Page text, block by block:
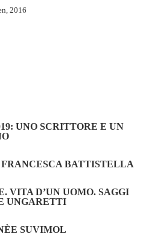
2016
UNO SCRITTORE E UN
BATTISTELLA
VITA D’UN UOMO. SAGGI
UNGARETTI
SUVIMOL